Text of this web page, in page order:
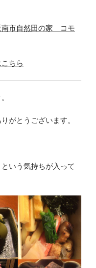
南市自然田の家 コモ
ちら
がとうございます。
いう気持ちが入って